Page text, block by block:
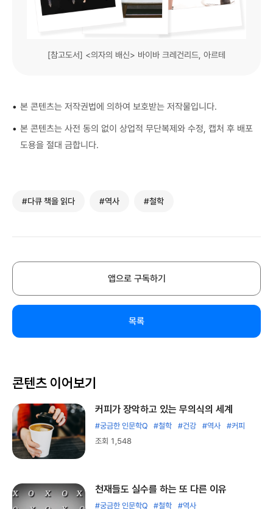
[참고도서] <의자의 배신> 바이바 크레건리드, 아르테
• 본 콘텐츠는 저작권법에 의하여 보호받는 저작물입니다.
• 본 콘텐츠는 사전 동의 없이 상업적 무단복제와 수정, 캡처 후 배포
도용을 절대 금합니다.
#다큐 책을 읽다 #역사 #철학
앱으로 구독하기
목록
콘텐츠 이어보기
커피가 장악하고 있는 무의식의 세계
#궁금한 인문학Q #철학 #건강 #역사
#커피
조회 1,548
천재들도 실수를 하는 또 다른 이유
#궁금한 인문학Q #철학 #역사